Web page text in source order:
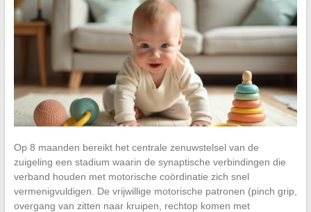
Op 8 maanden bereikt het centrale zenuwstelsel van de
zuigeling een stadium waarin de synaptische verbindingen die
verband houden met motorische coördinatie zich snel
vermenigvuldigen. De vrijwillige motorische patronen (pinch grip,
overgang van zitten naar kruipen, rechtop komen met